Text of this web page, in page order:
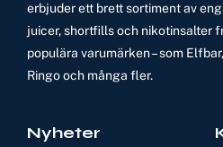
erbjuder ett brett sortiment av
juicer, shortfills och nikotinsalter
populära varumärken – som
Ringo och många fler.
Nyheter